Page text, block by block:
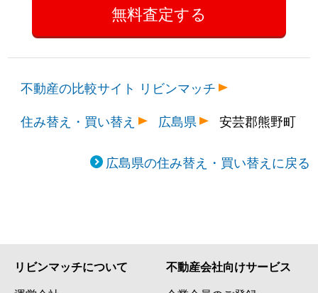
不動産の比較サイト リビンマッチ
住み替え・買い替え
広島県 安芸郡熊野町
広島県の住み替え・買い替えに戻る
リビンマッチについて 不動産会社向けサービス